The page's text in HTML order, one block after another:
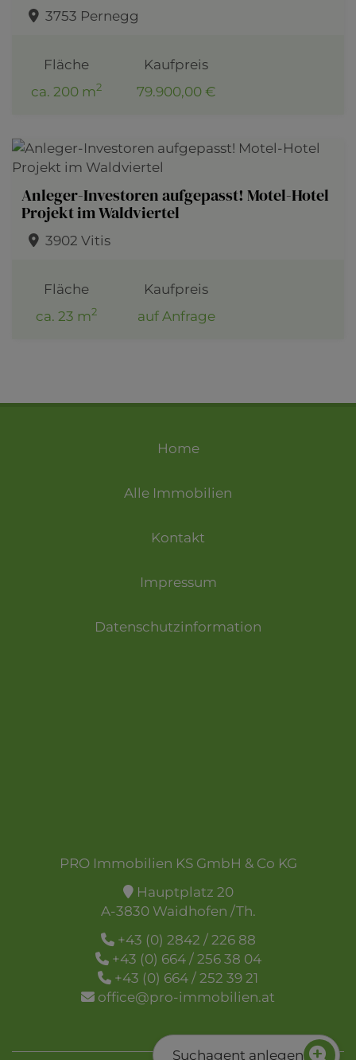
3753 Pernegg
Fläche
ca. 200 m2
Kaufpreis
79.900,00 €
Anleger-Investoren aufgepasst! Motel-Hotel
Projekt im Waldviertel
3902 Vitis
Fläche
ca. 23 m2
Kaufpreis
auf Anfrage
Home
Alle Immobilien
Kontakt
Impressum
Datenschutzinformation
PRO Immobilien KS GmbH & Co KG
Hauptplatz 20
A-3830 Waidhofen /Th.
+43 (0) 2842 / 226 88
+43 (0) 664 / 256 38 04
+43 (0) 664 / 252 39 21
office@pro-immobilien.at
Suchagent anlegen